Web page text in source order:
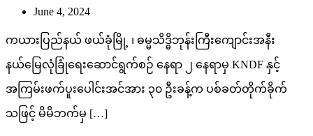
June 4, 2024
ကယားပြည်နယ် ဖယ်ခုံမြို့ ၊ ဓမ္မသိဒ္ဓိဘုန်းကြီးကျောင်းအနီး
နယ်မြေလုံခြုံရေးဆောင်ရွက်စဉ် နေရာ ၂ နေရာမှ KNDF နှင့်
အကြမ်းဖက်ပူးပေါင်းအင်အား ၃၀ ဦးခန့်က ပစ်ခတ်တိုက်ခိုက်
သဖြင့် မိမိဘက်မှ […]